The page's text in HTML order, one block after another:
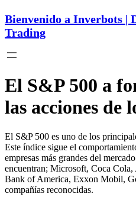
Bienvenido a Inverbots |
Trading
El S&P 500 a
las acciones de
El S&P 500 es uno de los
Este índice sigue el
empresas más grandes del
encuentran; Microsoft, Coca
Bank of America, Exxon Mobil,
compañías reconocidas.